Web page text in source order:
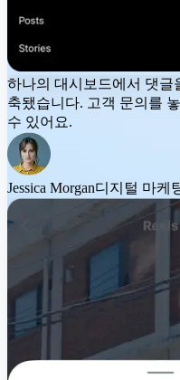
하나의 대시보드에서 댓글
축됐습니다. 고객 문의를
수 있어요.
Jessica Morgan디지털 마케